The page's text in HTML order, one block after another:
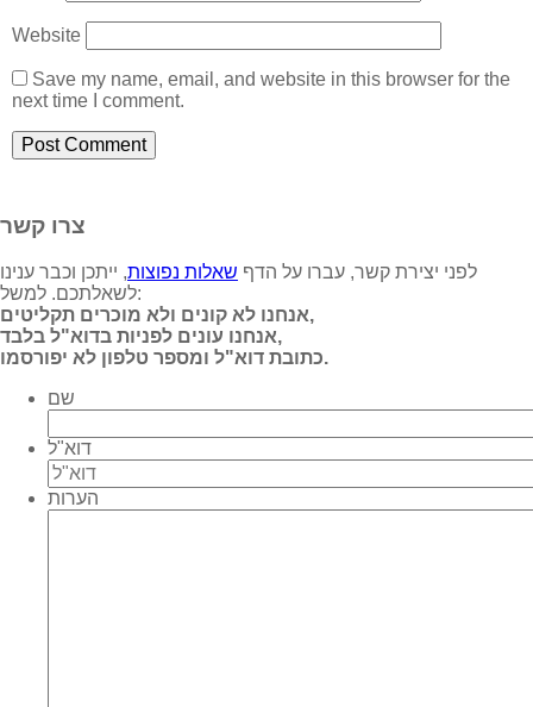
Website
Save my name, email, and website in this browser for the
next time I comment.
צרו קשר
לפני יצירת קשר, עברו על הדף שאלות נפוצות, ייתכן וכבר ענינו
לשאלתכם. למשל:
אנחנו לא קונים ולא מוכרים תקליטים,
אנחנו עונים לפניות בדוא"ל בלבד,
כתובת דוא"ל ומספר טלפון לא יפורסמו.
שם
דוא"ל
הערות